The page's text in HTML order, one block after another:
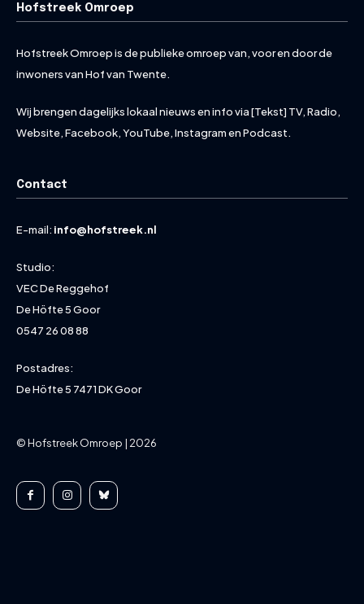
Hofstreek Omroep
Hofstreek Omroep is de publieke omroep van, voor en door de
inwoners van Hof van Twente.
Wij brengen dagelijks lokaal nieuws en info via [Tekst] TV, Radio,
Website, Facebook, YouTube, Instagram en Podcast.
Contact
E-mail: info@hofstreek.nl
Studio:
VEC De Reggehof
De Höfte 5 Goor
0547 26 08 88
Postadres:
De Höfte 5 7471 DK Goor
© Hofstreek Omroep | 2026